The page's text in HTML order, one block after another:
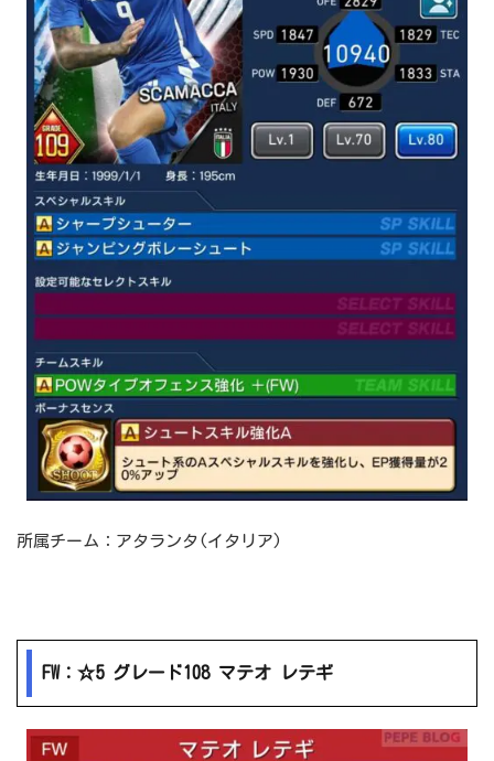
所属チーム：アタランタ(イタリア)
FW：☆5 グレード108 マテオ レテギ